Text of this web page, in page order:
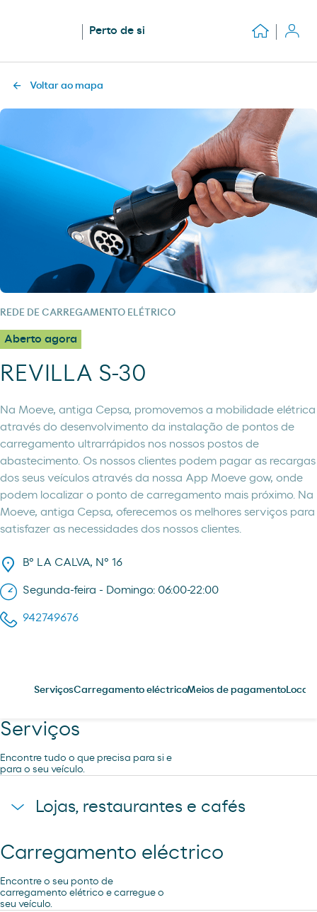
Perto de si
Voltar ao mapa
REDE DE CARREGAMENTO ELÉTRICO
Aberto agora
REVILLA S-30
Na Moeve, antiga Cepsa, promovemos a mobilidade elétrica
através do desenvolvimento da instalação de pontos de
carregamento ultrarrápidos nos nossos postos de
abastecimento. Os nossos clientes podem pagar as recargas
dos seus veículos através da nossa App Moeve gow, onde
podem localizar o ponto de carregamento mais próximo. Na
Moeve, antiga Cepsa, oferecemos os melhores serviços para
satisfazer as necessidades dos nossos clientes.
Bº LA CALVA, Nº 16
Segunda-feira - Domingo: 06:00-22:00
942749676
ServiçosCarregamento eléctricoMeios de pagamento
Serviços
Encontre tudo o que precisa para si e
para o seu veículo.
Lojas, restaurantes e cafés
Cafetaria Restaurante
Carregamento eléctrico
Encontre o seu ponto de
carregamento elétrico e carregue o
seu veículo.